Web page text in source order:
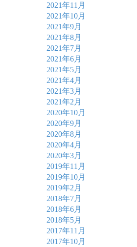
2021年11月
2021年10月
2021年9月
2021年8月
2021年7月
2021年6月
2021年5月
2021年4月
2021年3月
2021年2月
2020年10月
2020年9月
2020年8月
2020年4月
2020年3月
2019年11月
2019年10月
2019年2月
2018年7月
2018年6月
2018年5月
2017年11月
2017年10月